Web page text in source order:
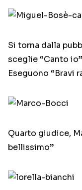
Si torna dalla
sceglie “Canto
Eseguono “Bravi
Quarto giudice,
bellissimo”